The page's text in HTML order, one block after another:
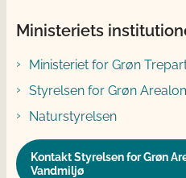
Ministeriets
Ministeriet for Grøn
Styrelsen for Grøn
Naturstyrelsen
Kontakt Styrelsen for Grøn
Vandmiljø